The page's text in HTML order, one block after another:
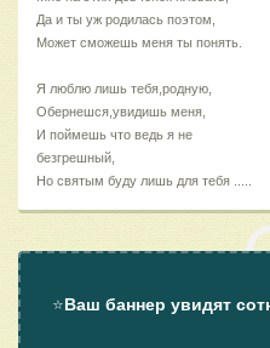
Да и ты уж родилась поэтом,
Может сможешь меня ты понять.
Я люблю лишь тебя,родную,
Обернешся,увидишь меня,
И поймешь что ведь я не
безгрешный,
Но святым буду лишь для тебя .....
⭐Ваш баннер увидят